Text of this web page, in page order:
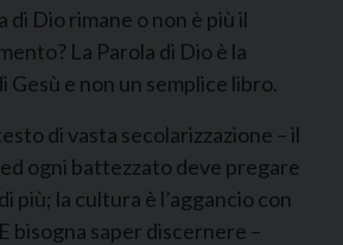
di Dio rimane o non è più il
La Parola di Dio è la
Gesù e non un semplice libro.
di vasta secolarizzazione – il
ogni battezzato deve pregare
più; la cultura è l’aggancio con
bisogna saper discernere –